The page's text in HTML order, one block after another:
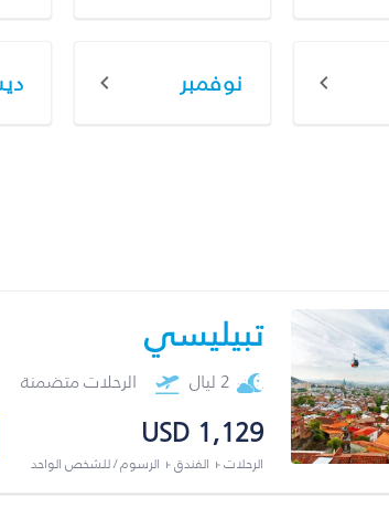
نوفمبر
تبيليسي
2 ليال الرحلات متضمنة
USD 1,129
الرحلات + الفندق + الرسوم / للشخص الواحد